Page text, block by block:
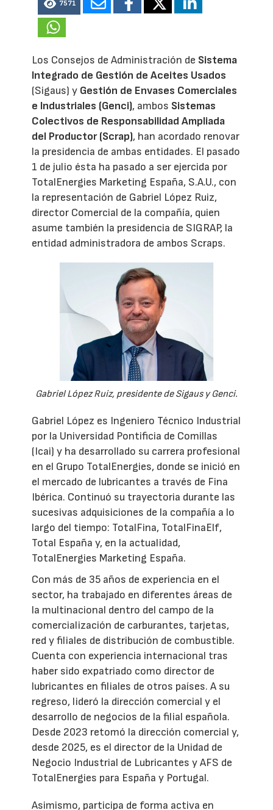
7571
Los Consejos de Administración de Sistema
Integrado de Gestión de Aceites Usados
(Sigaus) y Gestión de Envases Comerciales
e Industriales (Genci), ambos Sistemas
Colectivos de Responsabilidad Ampliada
del Productor (Scrap), han acordado renovar
la presidencia de ambas entidades. El pasado
1 de julio ésta ha pasado a ser ejercida por
TotalEnergies Marketing España, S.A.U., con
la representación de Gabriel López Ruiz,
director Comercial de la compañía, quien
asume también la presidencia de SIGRAP, la
entidad administradora de ambos Scraps.
Gabriel López Ruiz, presidente de Sigaus y Genci.
Gabriel López es Ingeniero Técnico Industrial
por la Universidad Pontificia de Comillas
(Icai) y ha desarrollado su carrera profesional
en el Grupo TotalEnergies, donde se inició en
el mercado de lubricantes a través de Fina
Ibérica. Continuó su trayectoria durante las
sucesivas adquisiciones de la compañía a lo
largo del tiempo: TotalFina, TotalFinaElf,
Total España y, en la actualidad,
TotalEnergies Marketing España.
Con más de 35 años de experiencia en el
sector, ha trabajado en diferentes áreas de
la multinacional dentro del campo de la
comercialización de carburantes, tarjetas,
red y filiales de distribución de combustible.
Cuenta con experiencia internacional tras
haber sido expatriado como director de
lubricantes en filiales de otros países. A su
regreso, lideró la dirección comercial y el
desarrollo de negocios de la filial española.
Desde 2023 retomó la dirección comercial y,
desde 2025, es el director de la Unidad de
Negocio Industrial de Lubricantes y AFS de
TotalEnergies para España y Portugal.
Asimismo, participa de forma activa en